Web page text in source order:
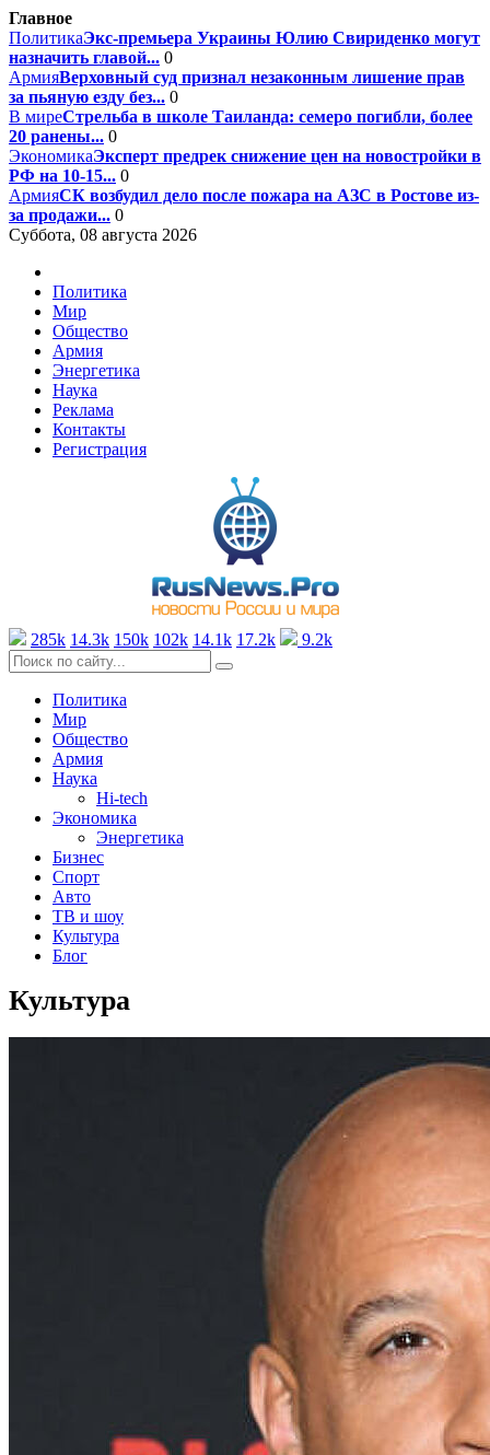
Главное
ПолитикаЭкс-премьера Украины Юлию Свириденко могут
назначить главой... 0
АрмияВерховный суд признал незаконным лишение прав
за пьяную езду без... 0
В миреСтрельба в школе Таиланда: семеро погибли, более
20 ранены... 0
ЭкономикаЭксперт предрек снижение цен на новостройки в
РФ на 10-15... 0
АрмияСК возбудил дело после пожара на АЗС в Ростове из-
за продажи... 0
Суббота, 08 августа 2026
Политика
Мир
Общество
Армия
Энергетика
Наука
Реклама
Контакты
Регистрация
285k 14.3k 150k 102k 14.1k 17.2k 9.2k
Политика
Мир
Общество
Армия
Наука
Hi-tech
Экономика
Энергетика
Бизнес
Спорт
Авто
ТВ и шоу
Культура
Блог
Культура